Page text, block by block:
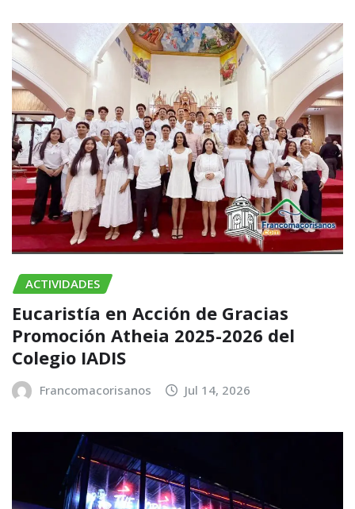
ACTIVIDADES
Eucaristía en Acción de Gracias
Promoción Atheia 2025-2026 del
Colegio IADIS
Francomacorisanos Jul 14, 2026